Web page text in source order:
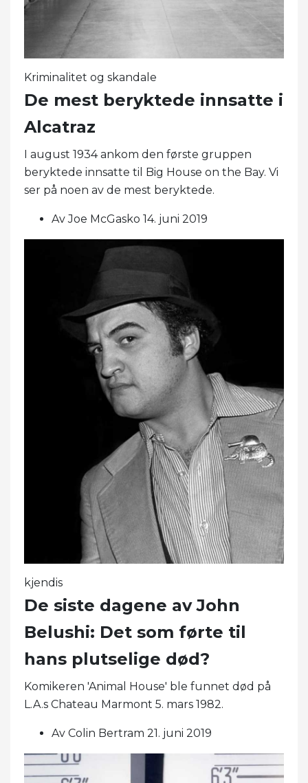
Kriminalitet og skandale
De mest beryktede innsatte i
Alcatraz
I august 1934 ankom den første gruppen
beryktede innsatte til Big House on the Bay. Vi
ser på noen av de mest beryktede.
Av Joe McGasko 14. juni 2019
kjendis
De siste dagene av John
Belushi: Det som førte til
hans plutselige død?
Komikeren 'Animal House' ble funnet død på
L.A.s Chateau Marmont 5. mars 1982.
Av Colin Bertram 21. juni 2019